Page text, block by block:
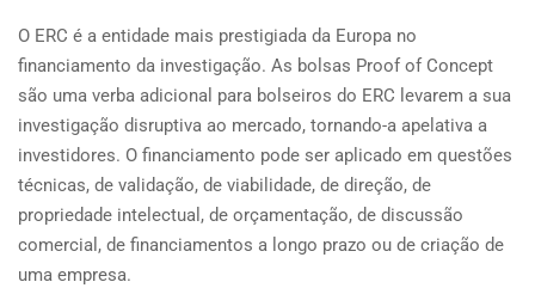
O ERC é a entidade mais prestigiada da Europa no
financiamento da investigação. As bolsas Proof of Concept
são uma verba adicional para bolseiros do ERC levarem a sua
investigação disruptiva ao mercado, tornando-a apelativa a
investidores. O financiamento pode ser aplicado em questões
técnicas, de validação, de viabilidade, de direção, de
propriedade intelectual, de orçamentação, de discussão
comercial, de financiamentos a longo prazo ou de criação de
uma empresa.